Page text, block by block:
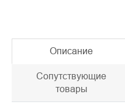
Описание
Сопутствующие
товары